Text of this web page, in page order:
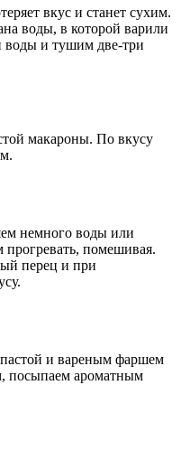
вкус и станет сухим.
воды, в которой варили
и тушим две-три
макароны. По вкусу
немного воды или
прогревать, помешивая.
перец и при
и вареным фаршем
посыпаем ароматным